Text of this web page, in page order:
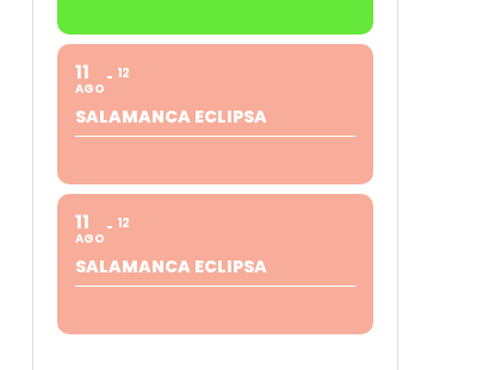
11
AGO
12
SALAMANCA ECLIPSA
11
AGO
12
SALAMANCA ECLIPSA